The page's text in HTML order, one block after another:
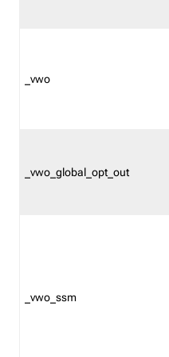
_vwo
_vwo_global_opt_out
_vwo_ssm